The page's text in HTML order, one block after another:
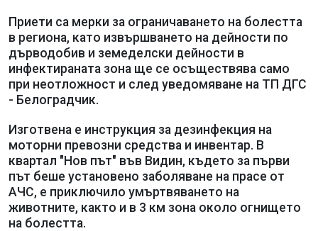
Приети са мерки за ограничаването на болестта
в региона, като извършването на дейности по
дърводобив и земеделски дейности в
инфектираната зона ще се осъществява само
при неотложност и след уведомяване на ТП ДГС
- Белоградчик.
Изготвена е инструкция за дезинфекция на
моторни превозни средства и инвентар. В
квартал "Нов път" във Видин, където за първи
път беше установено заболяване на прасе от
АЧС, е приключило умъртвяването на
животните, както и в 3 км зона около огнището
на болестта.